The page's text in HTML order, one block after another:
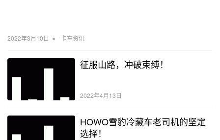
2022年3月10日 • 卡车资讯
征服山路，冲破束缚！
2022年4月13日
HOWO雪豹冷藏车老司机的坚定
选择！